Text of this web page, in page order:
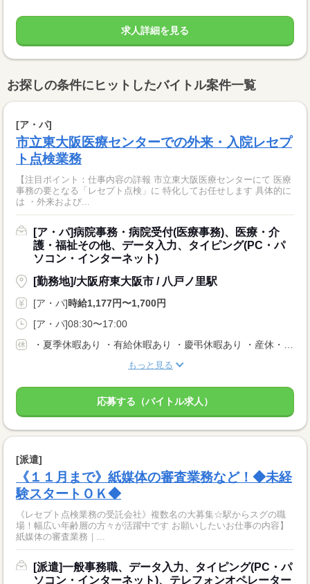
求人詳細を見る
お探しの条件にヒットしたバイトル案件一覧
[ア・パ]
市立東大阪医療センターでの外来・入院レセプ
ト点検業務
【注目ポイント：仕事内容の詳報 市立東大阪医療センターにて 医療
事務の要となる「レセプト点検」に 特化してお任せします 具体的に
は ・外来および...
[ア・パ]病院事務・病院受付(医療事務)、医療・介
護・福祉その他、データ入力、タイピング(PC・パ
ソコン・インターネット)
[勤務地]/大阪府東大阪市 / 八戸ノ里駅
[ア・パ]時給1,177円〜1,700円
[ア・パ]08:30〜17:00
もっと見る
応募する（バイトル求人）
[派遣]
《１１月まで》紙媒体の審査業務など！◆未経
験スタートＯＫ◆
《レセプト点検業務の受託会社》複数名の大募集☆駅からスグの職
場！幅広い年齢層の方々が活躍中です お願いしたいお仕事の内容】
紙媒体の審査業務｜...
[派遣]一般事務職、データ入力、タイピング(PC・パ
ソコン・インターネット)、テレフォンオペレーター